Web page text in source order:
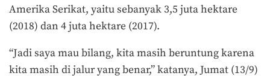
Amerika Serikat, yaitu sebanyak 3,5 juta hektare
(2018) dan 4 juta hektare (2017).
“Jadi saya mau bilang, kita masih beruntung karena
kita masih di jalur yang benar,” katanya, Jumat (13/9)